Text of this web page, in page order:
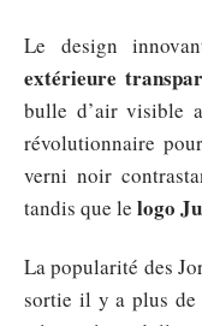
Le design
extérieure
bulle d’air visible
révolutionnaire
verni noir
tandis que le logo
La popularité des
sortie il y a plus de